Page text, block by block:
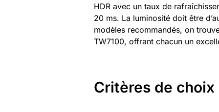
HDR avec un taux de
20 ms. La luminosité doit être
modèles recommandés, on
TW7100, offrant chacun un
Critères de choix